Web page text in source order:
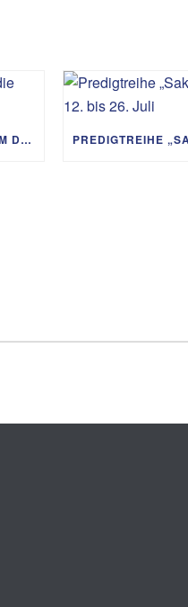
PREDIGTREIHE „MIT GOTT UM DIE WELT“ 02.08. – 06.09.